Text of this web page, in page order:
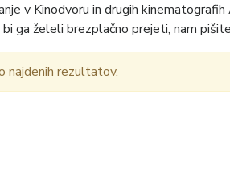
v Kinodvoru in drugih
ga želeli brezplačno prejeti, nam
najdenih rezultatov.